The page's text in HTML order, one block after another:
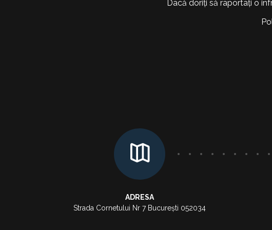
Dacă doriți să raportați o
ADRESA
Strada Cornetului Nr 7 București 052034